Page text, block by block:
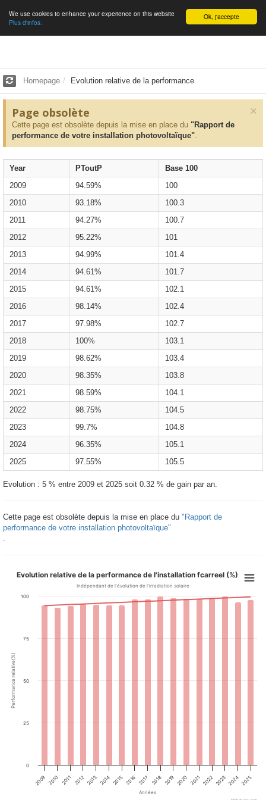
English Ok, j'accepte
We use cookies to enhance your experience on this website
Plus d'infos.
Homepage Evolution relative de la performance
×
Page obsolète
Cette page est obsolète depuis la mise en place du "Rapport de
performance de votre installation photovoltaïque".
Year PToutP
Base 100
2009
94.59%
100
2010
93.18%
100.3
2011
94.27%
100.7
2012
95.22%
101
2013
94.99%
101.4
2014
94.61%
101.7
2015
94.61%
102.1
2016
98.14%
102.4
2017
97.98%
102.7
2018
100%
103.1
2019
98.62%
103.4
2020
98.35%
103.8
2021
98.59%
104.1
2022
98.75%
104.5
2023
99.7%
104.8
2024
96.35%
105.1
2025
97.55% 105.5
Evolution : 5 % entre 2009 et 2025 soit 0.32 % de gain par an.
Cette page est obsolète depuis la mise en place du "Rapport de
performance de votre installation photovoltaïque"
Années
Performance relative(%)
Evolution relative de la performance de l'installation fcarreel (%)
Indépendant de l'évolution de l'irradiation solaire
2009 2010 2011 2012 2013 2014 2015 2016 2017 2018 2019 2020 2021 2022 2023 2024 2025
0
25
50
75
100